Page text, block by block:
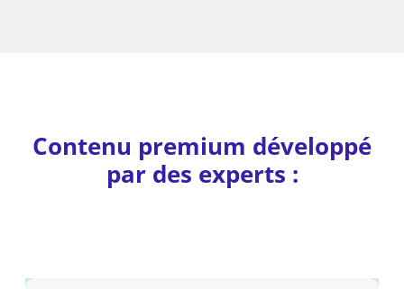
Contenu premium développé
par des experts :